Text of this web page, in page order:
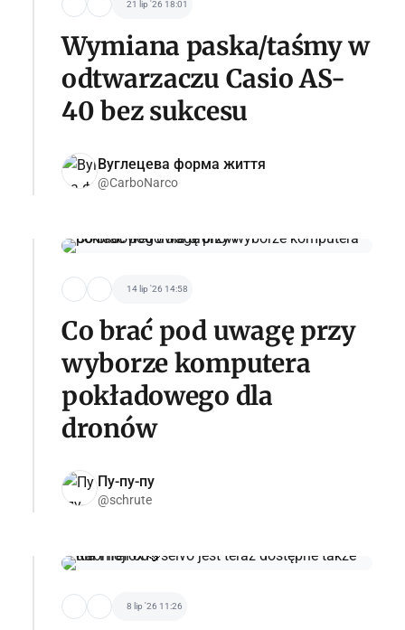
21 lip '26 18:01
Wymiana paska/taśmy w
odtwarzaczu Casio AS-
40 bez sukcesu
Вуглецева форма життя
@CarboNarco
14 lip '26 14:58
Co brać pod uwagę przy
wyborze komputera
pokładowego dla
dronów
Пу-пу-пу
@schrute
8 lip '26 11:26